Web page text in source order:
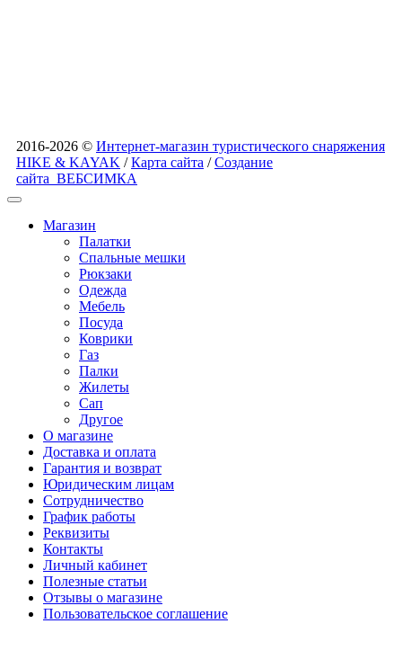
2016-2026 © Интернет-магазин туристического снаряжения
HIKE & KAYAK /Карта сайта /Создание
сайта ВЕБСИМКА
Магазин
Палатки
Спальные мешки
Рюкзаки
Одежда
Мебель
Посуда
Коврики
Газ
Палки
Жилеты
Сап
Другое
О магазине
Доставка и оплата
Гарантия и возврат
Юридическим лицам
Сотрудничество
График работы
Реквизиты
Контакты
Личный кабинет
Полезные статьи
Отзывы о магазине
Пользовательское соглашение